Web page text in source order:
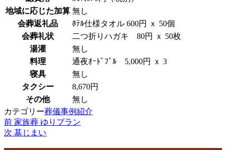
地域に応じた加算 無し
会葬返礼品
ﾎﾃﾙ仕様タオル 600円 ｘ 50個
会葬礼状
二つ折りハガキ 80円 ｘ 50枚
湯灌
無し
料理
通夜ｵｰﾄﾞﾌﾞﾙ 5,000円 ｘ 3
寝具
無し
タクシー
8,670円
その他
無し
カテゴリー葬儀事例紹介
投
稿
過
去
前 家族葬 ゆりプラン
次
次 墓じまい